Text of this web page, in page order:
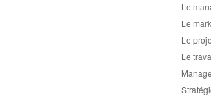
Le
Le
Le
Le